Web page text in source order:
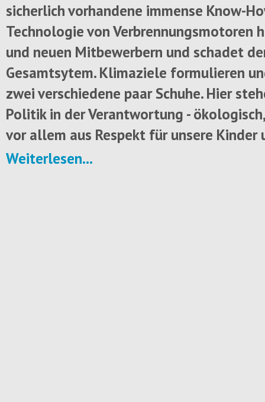
sicherlich vorhandene immense Know-
Technologie von Verbrennungsmotoren
und neuen Mitbewerbern und schadet
Gesamtsytem. Klimaziele formulieren
zwei verschiedene paar Schuhe. Hier
Politik in der Verantwortung -
vor allem aus Respekt für unsere Kinder
Weiterlesen...